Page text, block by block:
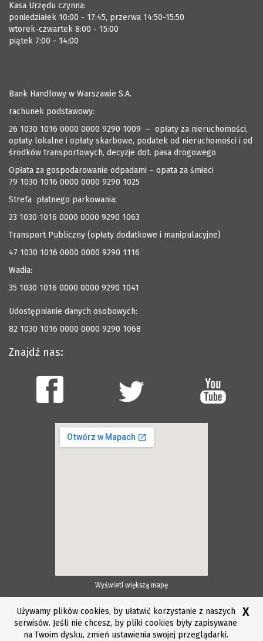
Kasa Urzędu czynna:
poniedziałek 10:00 - 17:45, przerwa 14:50-15:50
wtorek-czwartek 8:00 - 15:00
piątek 7:00 - 14:00
Bank Handlowy w Warszawie S.A.
rachunek podstawowy:
26 1030 1016 0000 0000 9290 1009 – opłaty za nieruchomości,
opłaty lokalne i opłaty skarbowe, podatek od nieruchomości i od
środków transportowych, decyzje dot. pasa drogowego
Opłata za gospodarowanie odpadami – opata za śmieci
79 1030 1016 0000 0000 9290 1025
Strefa płatnego parkowania:
23 1030 1016 0000 0000 9290 1063
Transport Publiczny (opłaty dodatkowe i manipulacyjne)
47 1030 1016 0000 0000 9290 1116
Wadia:
35 1030 1016 0000 0000 9290 1041
Udostępnianie danych osobowych:
82 1030 1016 0000 0000 9290 1068
Znajdź nas:
Wyświetl większą mapę
Projekt i wykonanie ESC S.A. Aplikacje i Strony internetowe
Używamy plików cookies, by ułatwić korzystanie z naszych
serwisów. Jeśli nie chcesz, by pliki cookies były zapisywane
na Twoim dysku, zmień ustawienia swojej przeglądarki.
X